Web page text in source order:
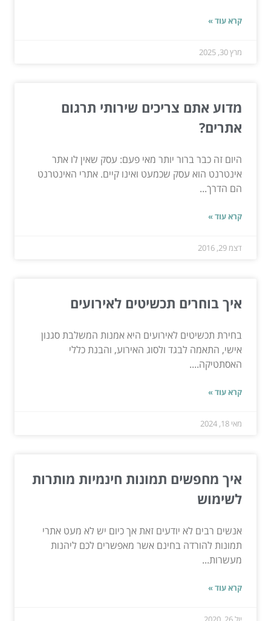
קרא עוד »
מרץ 30, 2025
מדוע אתם צריכים שירותי תרגום
אתרים?
היום זה כבר ברור יותר מאי פעם: עסק שאין לו אתר
אינטרנט הוא עסק שכמעט ואינו קיים. אתרי האינטרנט
הם הדרך...
קרא עוד »
דצמ 29, 2016
איך בוחרים תכשיטים לאירועים
בחירת תכשיטים לאירועים היא אמנות המשלבת סגנון
אישי, התאמה לבגד ולסוג האירוע, והבנת כללי
האסתטיקה....
קרא עוד »
מאי 18, 2024
איך מחפשים תמונות חינמיות מותרות
לשימוש
אנשים רבים לא יודעים זאת אך כיום יש לא מעט אתרי
תמונות להורדה בחינם אשר מאפשרים לכם ליהנות
מעשרות...
קרא עוד »